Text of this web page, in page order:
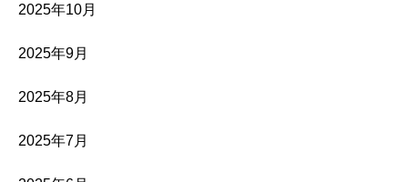
2025年10月
2025年9月
2025年8月
2025年7月